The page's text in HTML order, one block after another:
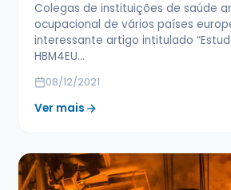
Colegas de instituições de saúde
ocupacional de vários países
interessante artigo intitulado
HBM4EU…
08/12/2021
Ver mais